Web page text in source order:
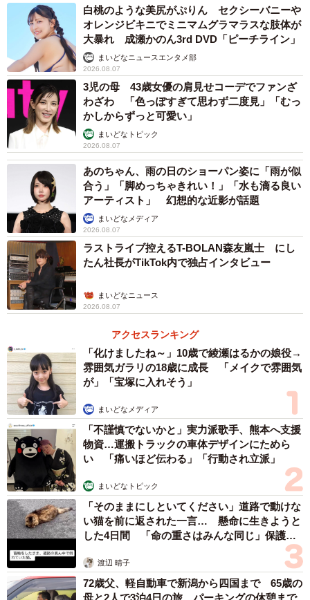
3/7
上白石萌歌さんのインスタグラム（@moka____k）より
上白石萌歌さんは女優として活動しながら、2017年に
「adieu」名義で歌手デビュー。11月27日には約2年ぶりに
4作目となるアルバム「adieu 4」をリリースする予定で
す。
この投稿をInstagramで見る
白桃のような美尻がぷりん セクシーバニーや
オレンジビキニでミニマムグラマラスな肢体が
大暴れ 成瀬かのん3rd DVD「ピーチライン」
まいどなニュースエンタメ部
2026.08.07
3児の母 43歳女優の肩見せコーデでファンざ
わざわ 「色っぽすぎて思わず二度見」「むっ
かしからずっと可愛い」
まいどなトピック
2026.08.07
あのちゃん、雨の日のショーパン姿に「雨が似
合う」「脚めっちゃきれい！」「水も滴る良い
アーティスト」 幻想的な近影が話題
まいどなメディア
2026.08.07
ラストライブ控えるT-BOLAN森友嵐士 にし
たん社長がTikTok内で独占インタビュー
まいどなニュース
2026.08.07
アクセスランキング
「化けましたね～」10歳で綾瀬はるかの娘役→
雰囲気ガラリの18歳に成長 「メイクで雰囲気
が」「宝塚に入れそう」
まいどなメディア
「不謹慎でないかと」実力派歌手、熊本へ支援
物資…運搬トラックの車体デザインにためら
い 「痛いほど伝わる」「行動され立派」
まいどなトピック
「そのままにしといてください」道路で動けな
い猫を前に返された一言… 懸命に生きようと
した4日間 「命の重さはみんな同じ」保護団
渡辺 晴子
72歳父、軽自動車で新潟から四国まで 65歳の
母と2人で3泊4日の旅 パーキングの休憩まで